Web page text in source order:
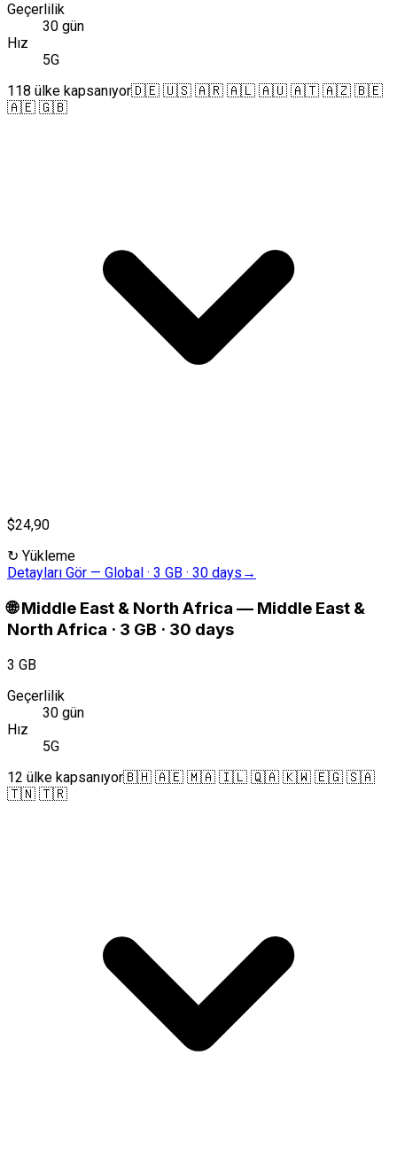
Geçerlilik
30 gün
Hız
5G
118 ülke kapsanıyor🇩🇪 🇺🇸 🇦🇷 🇦🇱 🇦🇺 🇦🇹 🇦🇿 🇧🇪
🇦🇪 🇬🇧
$24,90
↻ Yükleme
Detayları Gör — Global · 3 GB · 30 days →
🌐 Middle East & North Africa — Middle East &
North Africa · 3 GB · 30 days
3 GB
Geçerlilik
30 gün
Hız
5G
12 ülke kapsanıyor🇧🇭 🇦🇪 🇲🇦 🇮🇱 🇶🇦 🇰🇼 🇪🇬 🇸🇦
🇹🇳 🇹🇷